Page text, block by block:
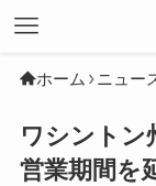
ホーム ニュー
ワシントン
営業期間を